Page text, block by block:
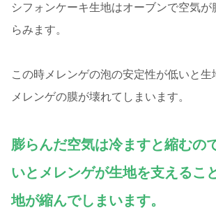
シフォンケーキ生地はオーブンで空気
らみます。
この時メレンゲの泡の安定性が低いと生
メレンゲの膜が壊れてしまいます。
膨らんだ空気は冷ますと縮むの
いとメレンゲが生地を支えるこ
地が縮んでしまいます。